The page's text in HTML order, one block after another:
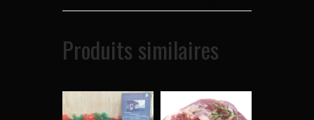
Produits similaires